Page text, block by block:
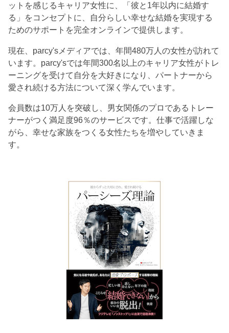
ットを感じるキャリア女性に、「彼と1年以内に結婚す
る」をコンセプトに、自分らしい幸せな結婚を実現する
ためのサポートを完全オンラインで提供します。
現在、parcy'sメディアでは、年間480万人の女性が訪れて
います。parcy'sでは年間300名以上のキャリア女性がトレ
ーニングを受けて自分を大好きになり、パートナーから
愛され続ける方法について深く学んでいます。
会員数は10万人を突破し、男女関係のプロであるトレー
ナーがつく満足度96％のサービスです。仕事で活躍しな
がら、幸せな家族をつくる女性たちを増やしていきま
す。